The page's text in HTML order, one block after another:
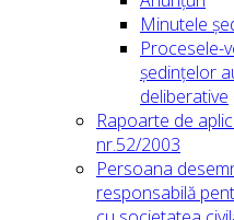
Minutele
Procesele-
ședințelor
deliberative
Rapoarte de
nr.52/2003
Persoana
responsabilă